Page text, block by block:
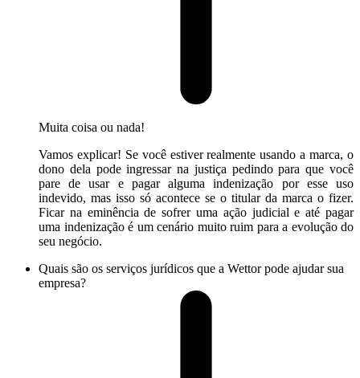
Muita coisa ou nada!
Vamos explicar! Se você estiver realmente usando a marca, o
dono dela pode ingressar na justiça pedindo para que você
pare de usar e pagar alguma indenização por esse uso
indevido, mas isso só acontece se o titular da marca o fizer.
Ficar na eminência de sofrer uma ação judicial e até pagar
uma indenização é um cenário muito ruim para a evolução do
seu negócio.
Quais são os serviços jurídicos que a Wettor pode ajudar sua
empresa?